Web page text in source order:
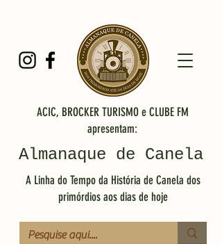
ACIC, BROCKER TURISMO e CLUBE FM
apresentam:
Almanaque de Canela
A Linha do Tempo da História de Canela dos
primórdios aos dias de hoje